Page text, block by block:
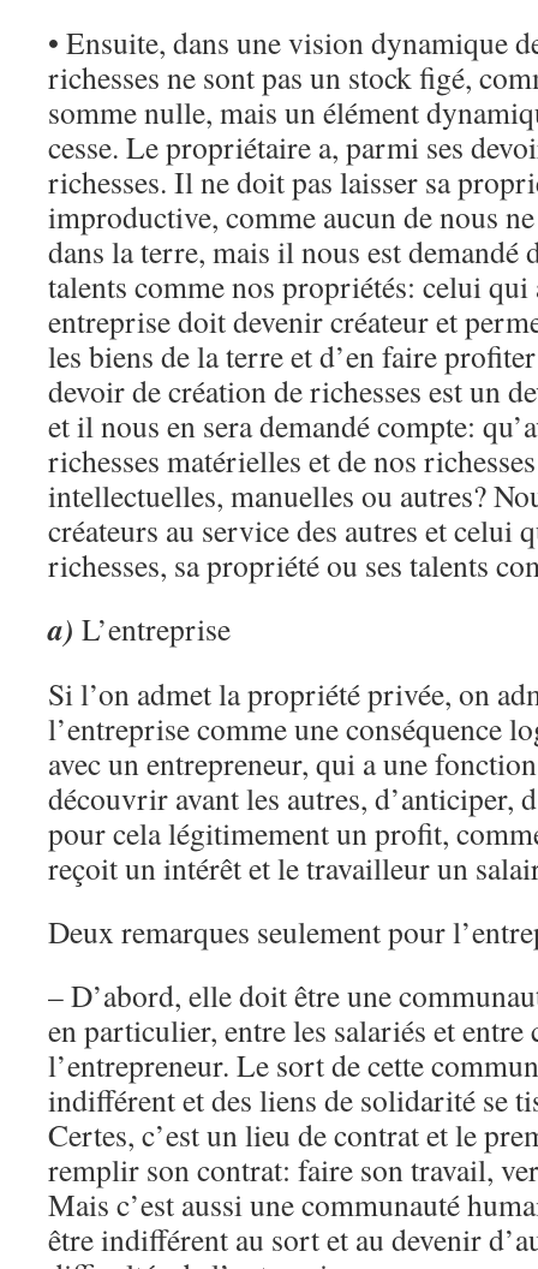
• Ensuite, dans une vision dynamique
richesses ne sont pas un stock figé,
somme nulle, mais un élément
cesse. Le propriétaire a, parmi ses
richesses. Il ne doit pas laisser sa
improductive, comme aucun de nous
dans la terre, mais il nous est
talents comme nos propriétés: celui qui
entreprise doit devenir créateur et
les biens de la terre et d’en faire
devoir de création de richesses est un
et il nous en sera demandé compte:
richesses matérielles et de nos
intellectuelles, manuelles ou autres?
créateurs au service des autres et celui
richesses, sa propriété ou ses talents
a) L’entreprise
Si l’on admet la propriété privée, on
l’entreprise comme une conséquence
avec un entrepreneur, qui a une
découvrir avant les autres, d’anticiper,
pour cela légitimement un profit,
reçoit un intérêt et le travailleur un
Deux remarques seulement pour
– D’abord, elle doit être une
en particulier, entre les salariés et entre
l’entrepreneur. Le sort de cette
indifférent et des liens de solidarité se
Certes, c’est un lieu de contrat et le
remplir son contrat: faire son travail,
Mais c’est aussi une communauté
être indifférent au sort et au devenir